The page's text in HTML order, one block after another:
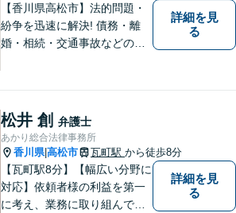
【香川県高松市】法的問題・
紛争を迅速に解決! 債務・離
婚・相続・交通事故などの問
詳細を見
る
松井 創 弁護士
あかり総合法律事務所
香川県|高松市 瓦町駅 から徒歩8分
【瓦町駅8分】【幅広い分野に
対応】依頼者様の利益を第一
に考え、業務に取り組んでお
詳細を見
る